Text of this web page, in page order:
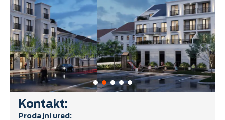
Kontakt:
Prodajni ured: